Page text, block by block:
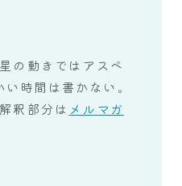
の動きではアスペ
時間は書かない。
釈部分は メルマガ